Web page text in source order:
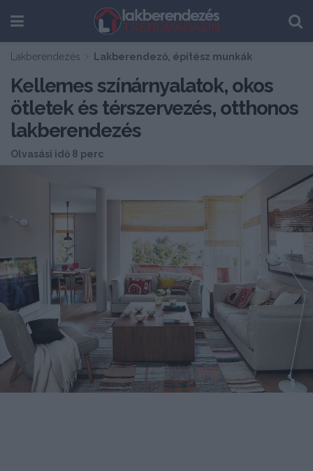
Lakberendezés Lakberendező, építész munkák
Kellemes színárnyalatok, okos
ötletek és térszervezés, otthonos
lakberendezés
Olvasási idő 8 perc